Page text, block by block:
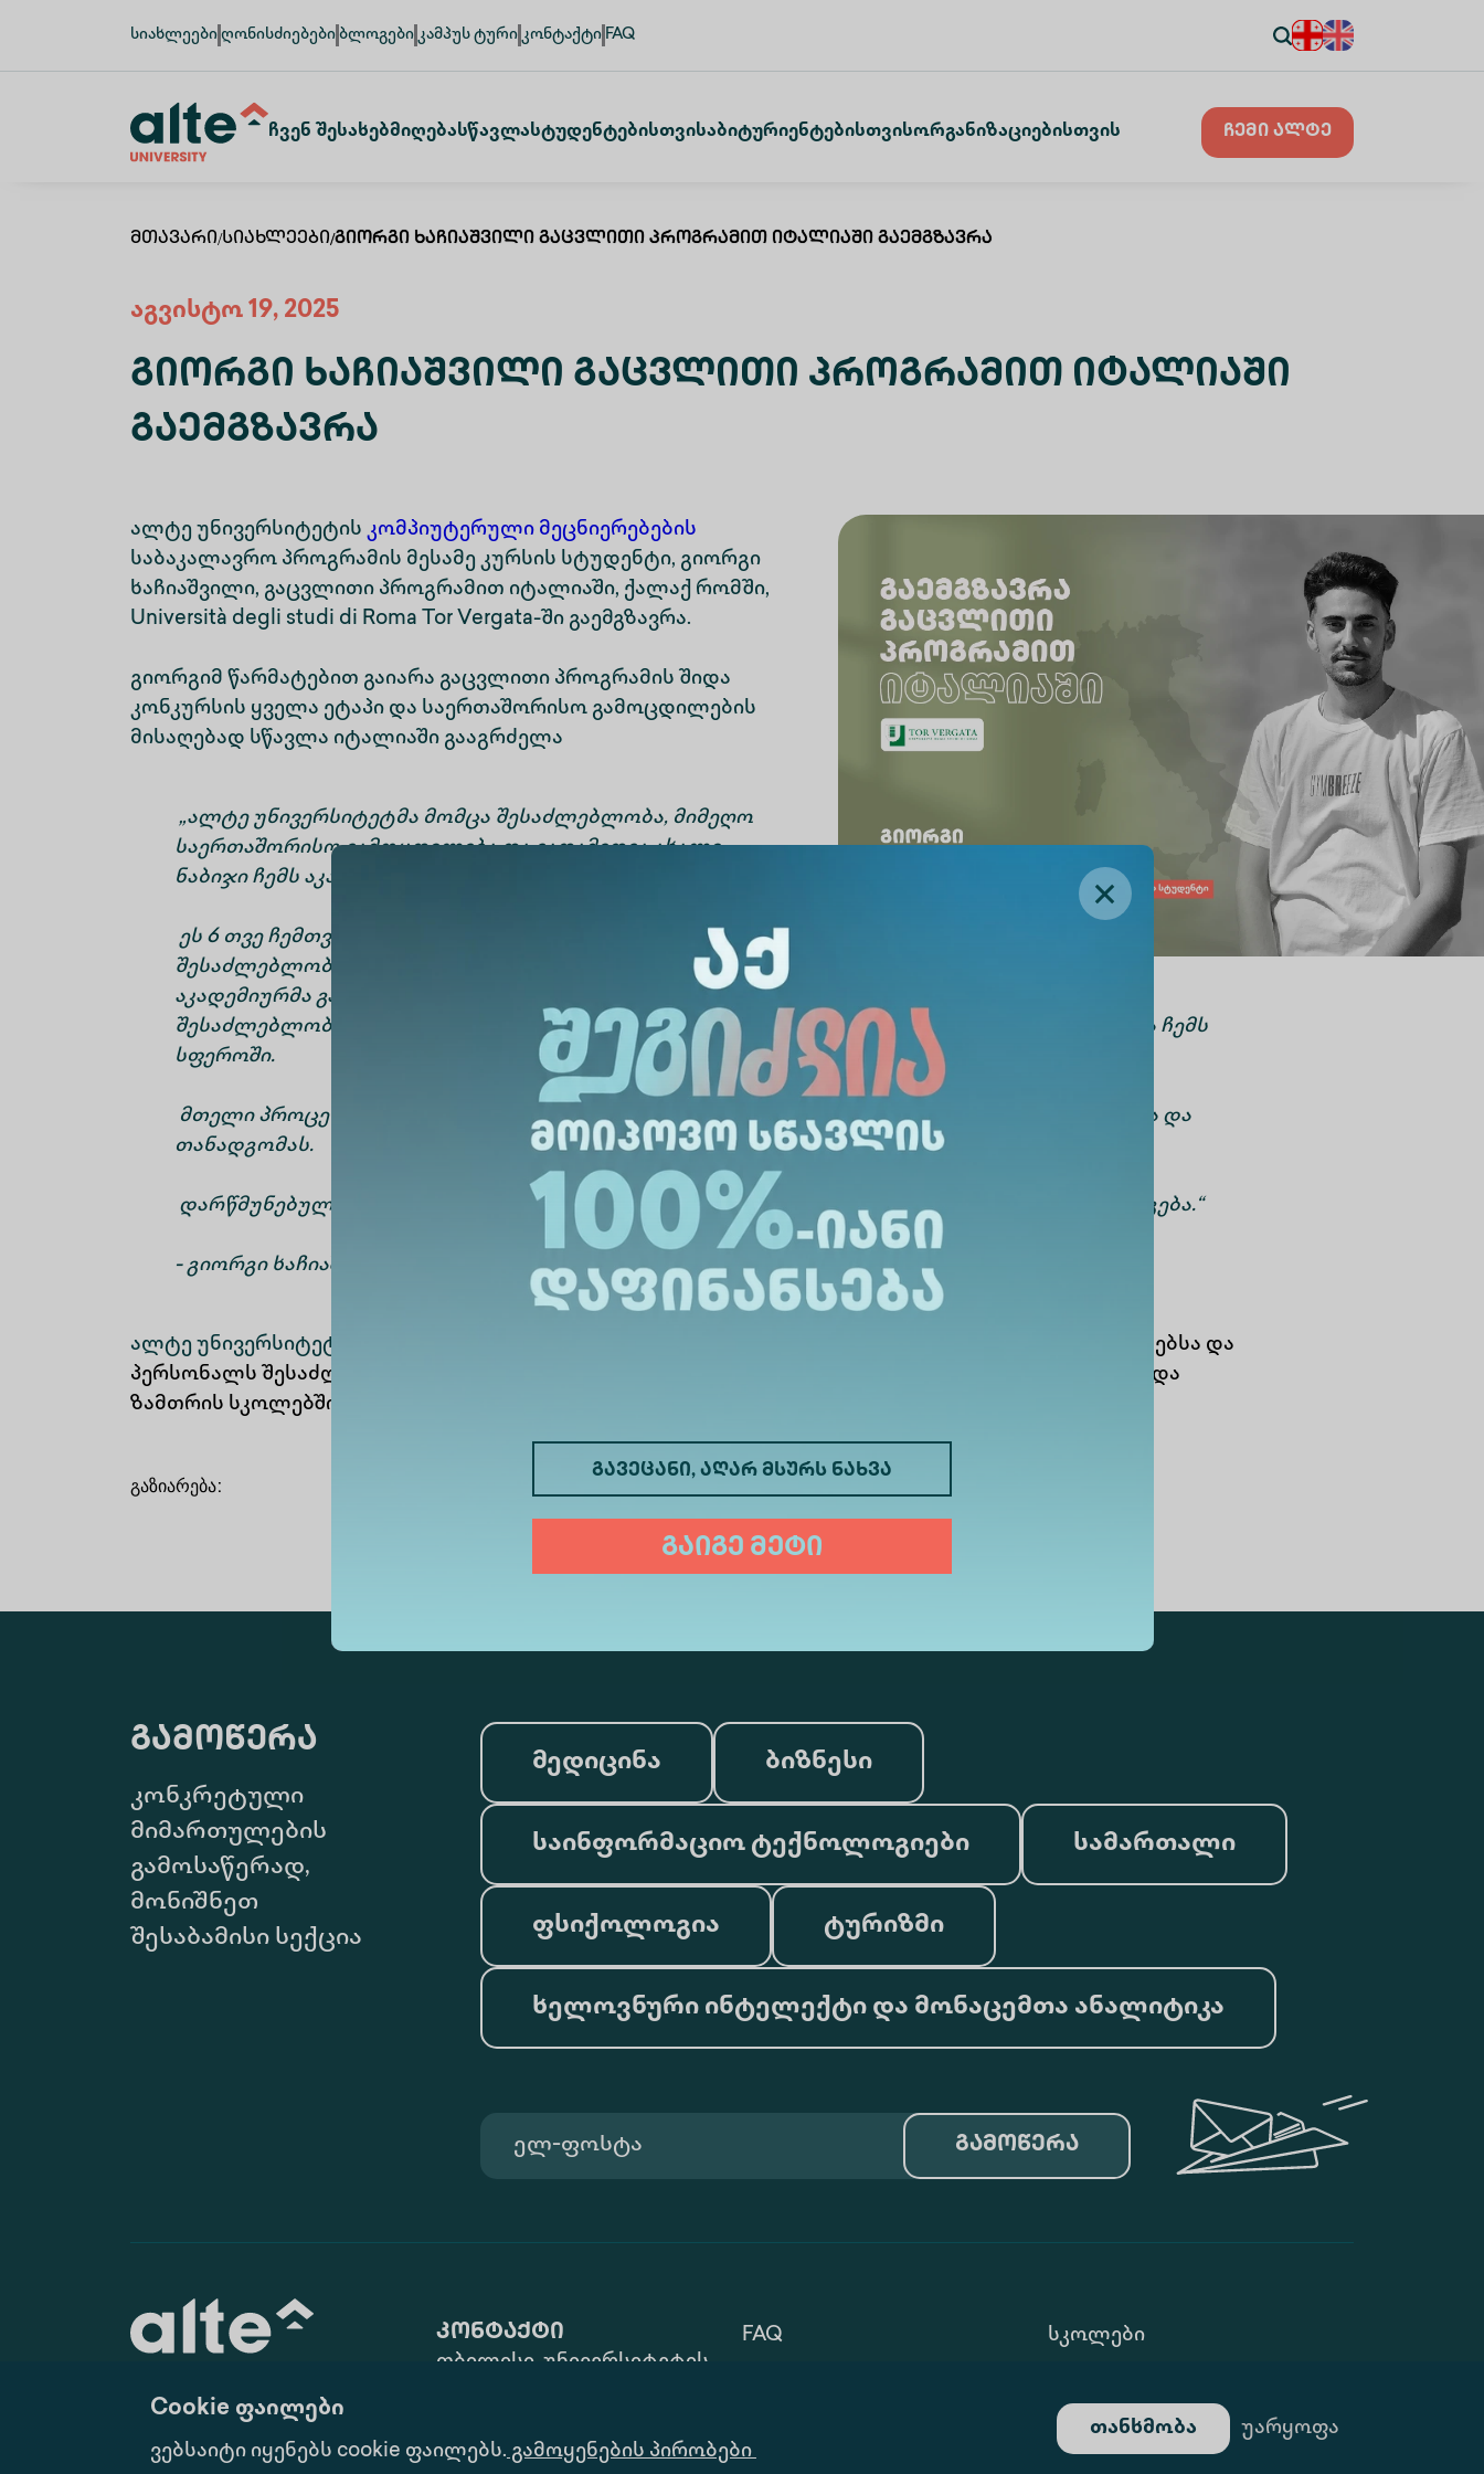
Cookie ფაილები
ვებსაიტი იყენებს cookie ფაილებს. გამოყენების პირობები
უარყოფა
თანხმობა
სიახლეები ღონისძიებები ბლოგები კამპუს ტური კონტაქტი FAQ
Ჩვენ ᲨესახებᲛიღებაᲡწავლაᲡტუდენტებისთვისᲐბიტურიენტებისთვისᲝრგანიზაციებისთვის ჩემი ალტე
გავეცანი, აღარ მსურს ნახვა
გაიგე მეტი
Მთავარი/Სიახლეები/Გიორგი Ხაჩიაშვილი Გაცვლითი Პროგრამით Იტალიაში Გაემგზავრა
აგვისტო 19, 2025
Გიორგი Ხაჩიაშვილი Გაცვლითი Პროგრამით Იტალიაში
Გაემგზავრა
ალტე უნივერსიტეტის კომპიუტერული მეცნიერებების
საბაკალავრო პროგრამის მესამე კურსის სტუდენტი, გიორგი
ხაჩიაშვილი, გაცვლითი პროგრამით იტალიაში, ქალაქ რომში,
Università degli studi di Roma Tor Vergata-ში გაემგზავრა.
გიორგიმ წარმატებით გაიარა გაცვლითი პროგრამის შიდა
კონკურსის ყველა ეტაპი და საერთაშორისო გამოცდილების
მისაღებად სწავლა იტალიაში გააგრძელა
„ალტე უნივერსიტეტმა მომცა შესაძლებლობა, მიმეღო
საერთაშორისო გამოცდილება და გადამედგა ახალი
ნაბიჯი ჩემს აკადემიურ გზაზე.
ეს 6 თვე ჩემთვის თავგადასავლებითა და ახალი
შესაძლებლობებით სავსე აღმოჩნდა. განსხვავებულმა
აკადემიურმა გარემომ, სასწავლო სტრუქტურამ და სხვა საინტერესო გამოწვევებმა მომცეს
შესაძლებლობა, აღმომეჩინა საკუთარ თავში ახალი უნარები და მიმეღო სიღრმისეული ცოდნა ჩემს
სფეროში.
მთელი პროცესის განმავლობაში მუდმივად ვგრძნობდი ალტე უნივერსიტეტის მხარდაჭერასა და
თანადგომას.
დარწმუნებული ვარ, მიღებული ცოდნა და გამოცდილება ცხოვრების ყველა ეტაპზე გამომადგება.“
- გიორგი ხაჩიაშვილი
ალტე უნივერსიტეტი
სტუდენტებსა და
პერსონალს შესაძლებლობას აძლევს, მონაწილეობა მიიღონ გაცვლით პროექტებში, საზაფხულო და
ზამთრის სკოლებში, საერთაშორისო პროექტებსა და კვლევებში.
გაზიარება:
გამოწერა
კონკრეტული
მიმართულების
გამოსაწერად,
მონიშნეთ
შესაბამისი სექცია
მედიცინა ბიზნესი
საინფორმაციო ტექნოლოგიები სამართალი
ფსიქოლოგია ტურიზმი
ხელოვნური ინტელექტი და მონაცემთა ანალიტიკა
გამოწერა
განვითარებისათვის
კონტაქტი
თბილისი, უნივერსიტეტის
info@alte.edu.ge
FAQ Სკოლები
Მოთხოვნა
Გალერეა